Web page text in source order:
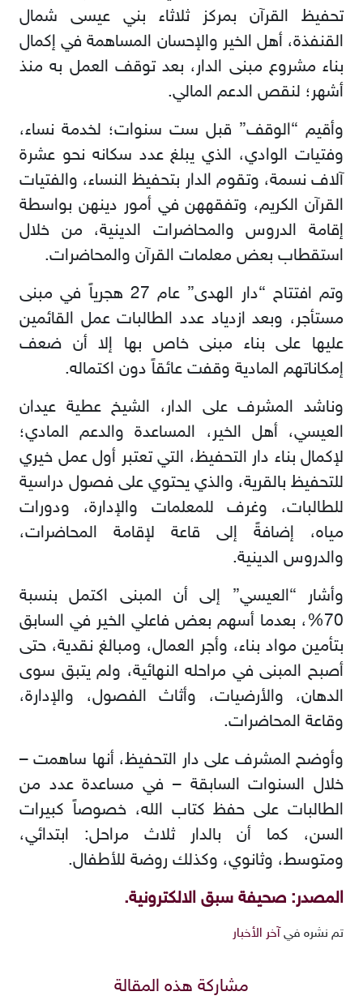
تحفيظ القرآن بمركز ثلاثاء بني عيسى شمال
القنفذة، أهل الخير والإحسان المساهمة في إكمال
بناء مشروع مبنى الدار، بعد توقف العمل به منذ
أشهر؛ لنقص الدعم المالي.
وأقيم “الوقف” قبل ست سنوات؛ لخدمة نساء،
وفتيات الوادي، الذي يبلغ عدد سكانه نحو عشرة
آلاف نسمة، وتقوم الدار بتحفيظ النساء، والفتيات
القرآن الكريم، وتفقههن في أمور دينهن بواسطة
إقامة الدروس والمحاضرات الدينية، من خلال
استقطاب بعض معلمات القرآن والمحاضرات.
وتم افتتاح “دار الهدى” عام 27 هجرياً في مبنى
مستأجر، وبعد ازدياد عدد الطالبات عمل القائمين
عليها على بناء مبنى خاص بها إلا أن ضعف
إمكاناتهم المادية وقفت عائقاً دون اكتماله.
وناشد المشرف على الدار، الشيخ عطية عيدان
العيسي، أهل الخير، المساعدة والدعم المادي؛
لإكمال بناء دار التحفيظ، التي تعتبر أول عمل خيري
للتحفيظ بالقرية، والذي يحتوي على فصول دراسية
للطالبات، وغرف للمعلمات والإدارة، ودورات
مياه، إضافةً إلى قاعة لإقامة المحاضرات،
والدروس الدينية.
وأشار “العيسي” إلى أن المبنى اكتمل بنسبة
70%، بعدما أسهم بعض فاعلي الخير في السابق
بتأمين مواد بناء، وأجر العمال، ومبالغ نقدية، حتى
أصبح المبنى في مراحله النهائية، ولم يتبق سوى
الدهان، والأرضيات، وأثاث الفصول، والإدارة،
وقاعة المحاضرات.
وأوضح المشرف على دار التحفيظ، أنها ساهمت –
خلال السنوات السابقة – في مساعدة عدد من
الطالبات على حفظ كتاب الله، خصوصاً كبيرات
السن، كما أن بالدار ثلاث مراحل: ابتدائي،
ومتوسط، وثانوي، وكذلك روضة للأطفال.
المصدر: صحيفة سبق الالكترونية.
تم نشره في آخر الأخبار
مشاركة هذه المقالة